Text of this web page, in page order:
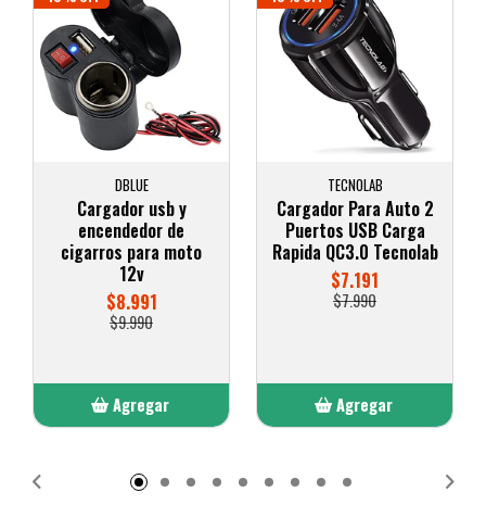
DBLUE
Cargador usb y
encendedor de
cigarros para moto
12v
$8.991
$9.990
Agregar
TECNOLAB
Cargador Para Auto 2
Puertos USB Carga
Rapida QC3.0 Tecnolab
$7.191
$7.990
Agregar